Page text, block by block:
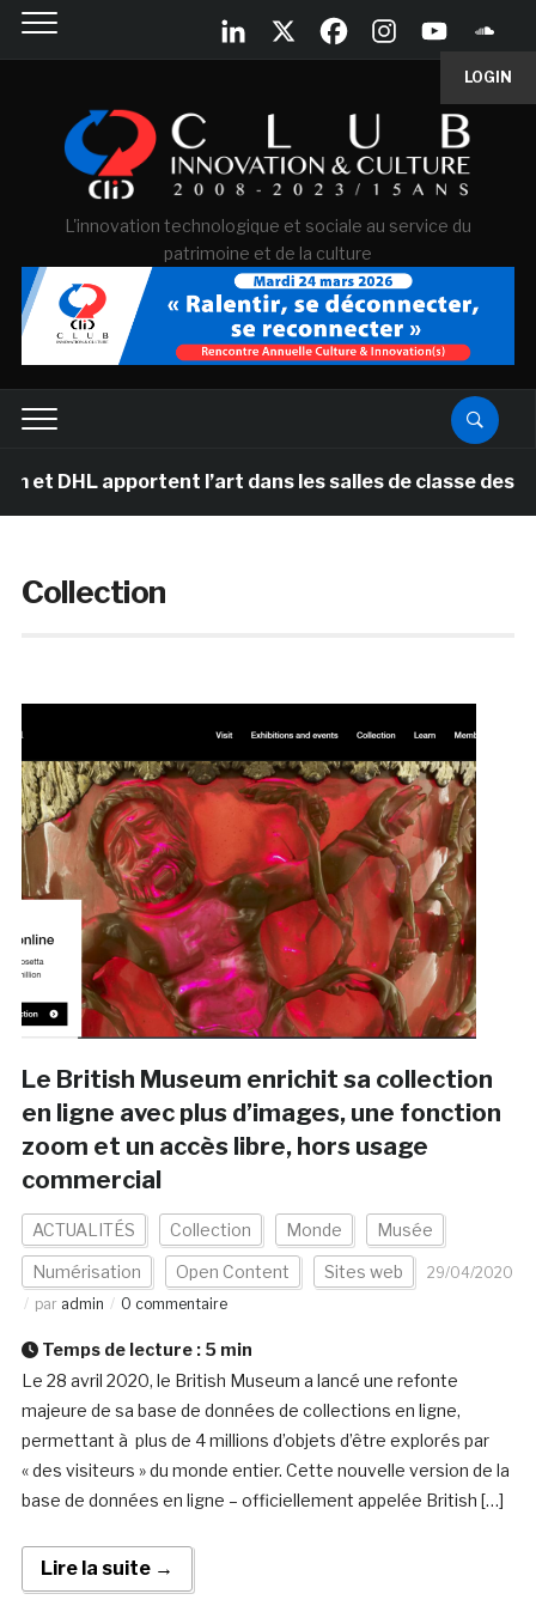
LOGIN
L'innovation technologique et sociale au service du
patrimoine et de la culture
apportent l’art dans les salles de classe des écoles
Collection
Le British Museum enrichit sa collection
en ligne avec plus d’images, une fonction
zoom et un accès libre, hors usage
commercial
ACTUALITÉS Collection Monde Musée
Numérisation Open Content Sites web
29/04/2020
par admin 0 commentaire
Temps de lecture : 5 min
Le 28 avril 2020, le British Museum a lancé une refonte
majeure de sa base de données de collections en ligne,
permettant à plus de 4 millions d’objets d’être explorés par
« des visiteurs » du monde entier. Cette nouvelle version de la
base de données en ligne – officiellement appelée British […]
Lire la suite →